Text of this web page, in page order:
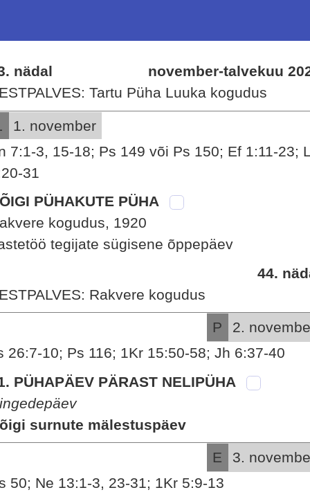
nädal
november-talvekuu
Tartu Püha Luuka kogudus
1. november
7:1-3, 15-18; Ps 149 või Ps 150; Ef 1:11-23;
31
PÜHAKUTE PÜHA
kogudus, 1920
tegijate sügisene õppepäev
44.
Rakvere kogudus
P
2.
26:7-10; Ps 116; 1Kr 15:50-58; Jh 6:37-40
PÜHAPÄEV PÄRAST NELIPÜHA
surnute mälestuspäev
E
3.
50; Ne 13:1-3, 23-31; 1Kr 5:9-13